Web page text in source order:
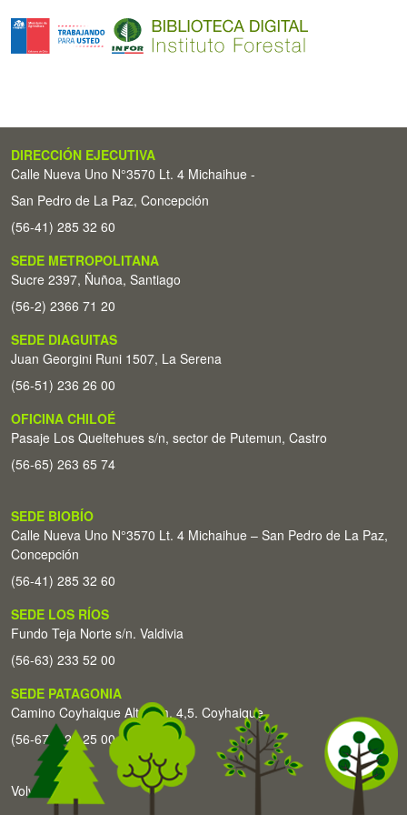
DIRECCIÓN EJECUTIVA
Calle Nueva Uno N°3570 Lt. 4 Michaihue -
San Pedro de La Paz, Concepción
(56-41) 285 32 60
SEDE METROPOLITANA
Sucre 2397, Ñuñoa, Santiago
(56-2) 2366 71 20
SEDE DIAGUITAS
Juan Georgini Runi 1507, La Serena
(56-51) 236 26 00
OFICINA CHILOÉ
Pasaje Los Queltehues s/n, sector de Putemun, Castro
(56-65) 263 65 74
SEDE BIOBÍO
Calle Nueva Uno N°3570 Lt. 4 Michaihue – San Pedro de La Paz,
Concepción
(56-41) 285 32 60
SEDE LOS RÍOS
Fundo Teja Norte s/n. Valdivia
(56-63) 233 52 00
SEDE PATAGONIA
Camino Coyhaique Alto Km. 4,5. Coyhaique
(56-67) 226 25 00
Volver arriba